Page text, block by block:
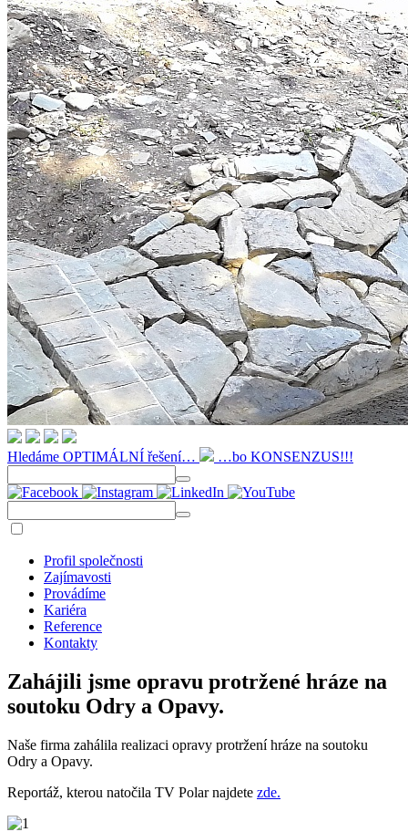
Hledáme OPTIMÁLNÍ řešení… …bo KONSENZUS!!!
Profil společnosti
Zajímavosti
Provádíme
Kariéra
Reference
Kontakty
Zahájili jsme opravu protržené hráze na
soutoku Odry a Opavy.
Naše firma zahálila realizaci opravy protržení hráze na soutoku
Odry a Opavy.
Reportáž, kterou natočila TV Polar najdete zde.